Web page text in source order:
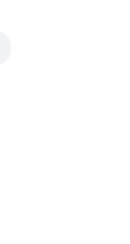
60068-2 ISO